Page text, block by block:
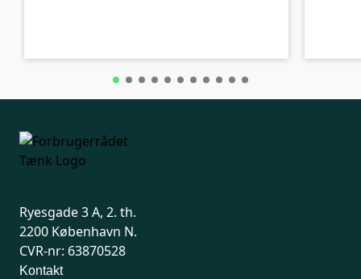
Ryesgade 3 A, 2. th.
2200 København N.
CVR-nr: 63870528
Kontakt